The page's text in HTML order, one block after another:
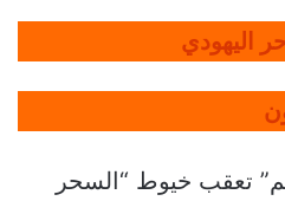
اليهودي
تعقب خيوط “السحر